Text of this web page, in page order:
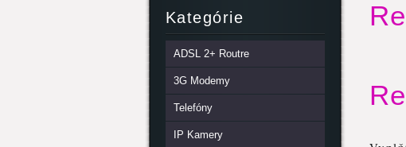
Kategórie
ADSL 2+ Routre
3G Modemy
Telefóny
IP Kamery